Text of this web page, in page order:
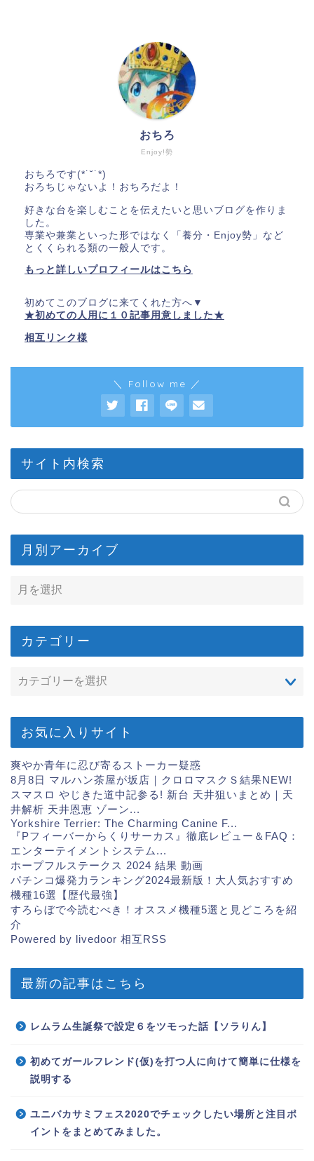
Enjoy!勢
おちろ
おちろです(*˙˘˙*)
おろちじゃないよ！おちろだよ！
好きな台を楽しむことを伝えたいと思いブログを作りま
した。
専業や兼業といった形ではなく「養分・Enjoy勢」など
とくくられる類の一般人です。
もっと詳しいプロフィールはこちら
初めてこのブログに来てくれた方へ▼
★初めての人用に１０記事用意しました★
相互リンク様
＼ Follow me ／
サイト内検索
月別アーカイブ
カテゴリー
お気に入りサイト
爽やか青年に忍び寄るストーカー疑惑
8月8日 マルハン茶屋が坂店｜クロロマスクＳ結果NEW!
スマスロ やじきた道中記参る! 新台 天井狙いまとめ｜天
井解析 天井恩恵 ゾーン...
Yorkshire Terrier: The Charming Canine F...
『Pフィーバーからくりサーカス』徹底レビュー＆FAQ：
エンターテイメントシステム...
ホープフルステークス 2024 結果 動画
パチンコ爆発力ランキング2024最新版！大人気おすすめ
機種16選【歴代最強】
すろらぼで今読むべき！オススメ機種5選と見どころを紹
介
Powered by livedoor 相互RSS
最新の記事はこちら
レムラム生誕祭で設定６をツモった話【ソラりん】
初めてガールフレンド(仮)を打つ人に向けて簡単に仕様を
説明する
ユニバカサミフェス2020でチェックしたい場所と注目ポ
イントをまとめてみました。